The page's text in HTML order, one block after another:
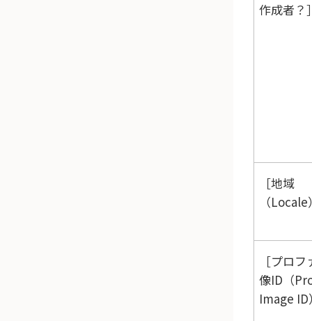
作成者？
地域
（Locale
プロフ
像ID（
Image ID